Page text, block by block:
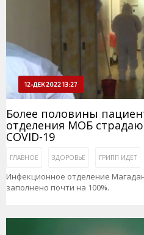
12-ДЕК 2022 13:27
Более половины
отделения МОБ
COVID-19
ГЛАВНОЕ ЗДОРОВЬЕ ГРИПП ИДЕТ
Инфекционное отделение
заполнено почти на 100%.